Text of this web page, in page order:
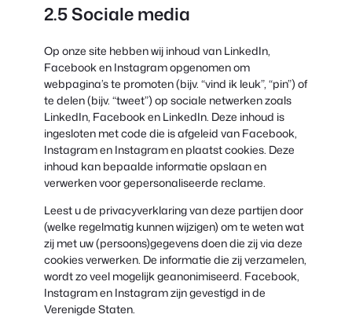
2.5 Sociale media
Op onze site hebben wij inhoud van LinkedIn,
Facebook en Instagram opgenomen om
webpagina’s te promoten (bijv. “vind ik leuk”, “pin”) of
te delen (bijv. “tweet”) op sociale netwerken zoals
LinkedIn, Facebook en LinkedIn. Deze inhoud is
ingesloten met code die is afgeleid van Facebook,
Instagram en Instagram en plaatst cookies. Deze
inhoud kan bepaalde informatie opslaan en
verwerken voor gepersonaliseerde reclame.
Leest u de privacyverklaring van deze partijen door
(welke regelmatig kunnen wijzigen) om te weten wat
zij met uw (persoons)gegevens doen die zij via deze
cookies verwerken. De informatie die zij verzamelen,
wordt zo veel mogelijk geanonimiseerd. Facebook,
Instagram en Instagram zijn gevestigd in de
Verenigde Staten.